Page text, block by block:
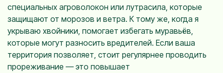
специальных агроволокон или лутрасила, которые
защищают от морозов и ветра. К тому же, когда я
укрываю хвойники, помогает избегать муравьёв,
которые могут разносить вредителей. Если ваша
территория позволяет, стоит регулярнее проводить
прореживание — это повышает